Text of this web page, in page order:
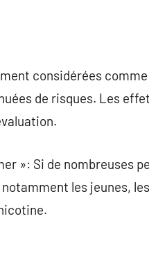
considérées
de risques. Les
»: Si de nombreuses
les jeunes,